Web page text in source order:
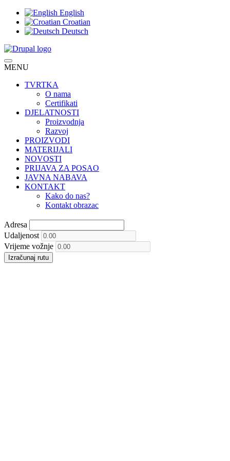
Skoči
glavni
English
Croatian
Deutsch
Main
navigation
MENU
TVRTKA
O nama
Certifikati
DJELATNOSTI
Proizvodnja
Razvoj
PROIZVODI
MATERIJALI
NOVOSTI
PRIJAVA ZA POSAO
JAVNA NABAVA
KONTAKT
Kako do nas?
Kontakt obrazac
Adresa
Udaljenost
Vrijeme vožnje